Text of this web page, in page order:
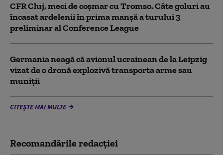
CFR Cluj, meci de coșmar cu Tromso. Câte goluri au
încasat ardelenii în prima manşă a turului 3
preliminar al Conference League
Germania neagă că avionul ucrainean de la Leipzig
vizat de o dronă explozivă transporta arme sau
muniţii
CITEȘTE MAI MULTE
Recomandările redacţiei